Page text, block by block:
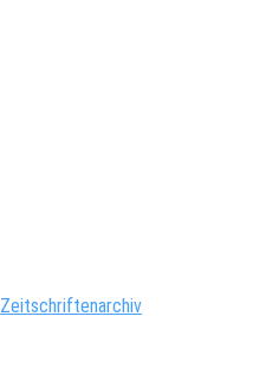
Zeitschriftenarchiv